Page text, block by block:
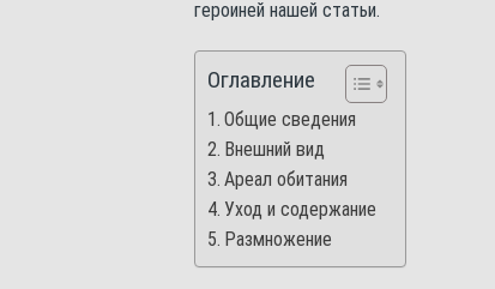
героиней нашей статьи.
Оглавление
Общие сведения
Внешний вид
Ареал обитания
Уход и содержание
Размножение